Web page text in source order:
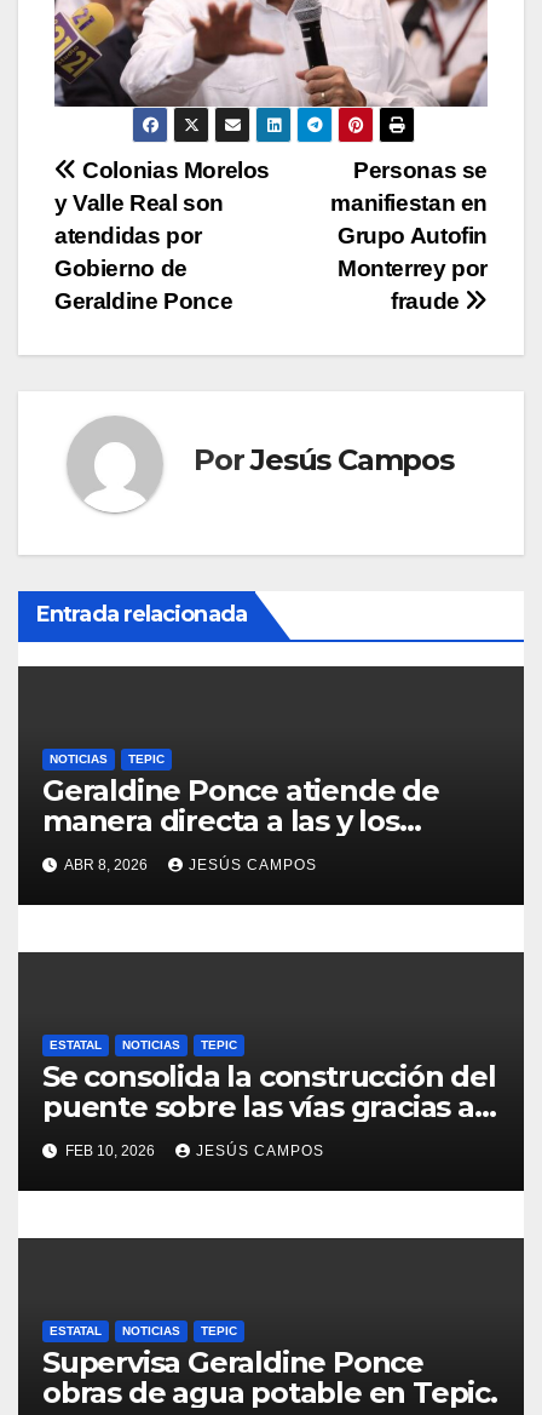
N
a
v
a
c
n
d
e
n
t
d
a
s
Personas se
manifiestan en
Grupo Autofin
Monterrey por
fraude
Colonias Morelos
y Valle Real son
atendidas por
Gobierno de
Geraldine Ponce
PorJesús Campos
Entrada relacionada
NOTICIAS TEPIC
Geraldine Ponce atiende de
manera directa a las y los
tepicenses
ABR 8, 2026 JESÚS CAMPOS
ESTATAL NOTICIAS TEPIC
Se consolida la construcción del
puente sobre las vías gracias a
gestiones de Geraldine Ponce
FEB 10, 2026 JESÚS CAMPOS
ESTATAL NOTICIAS TEPIC
Supervisa Geraldine Ponce
obras de agua potable en Tepic.